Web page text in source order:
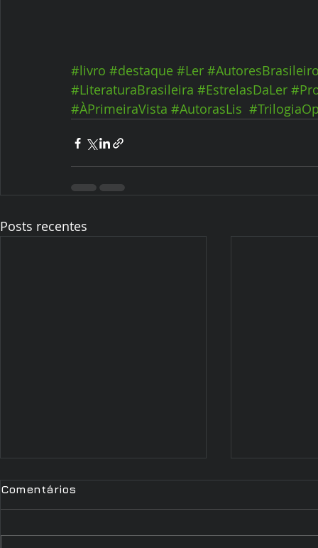
#livro #destaque #Ler
#LiteraturaBrasileira #EstrelasDaLer
#ÀPrimeiraVista #AutorasLis
Posts recentes
Comentários